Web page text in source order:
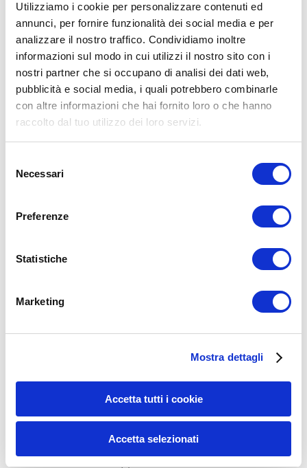
Utilizziamo i cookie per personalizzare contenuti ed
annunci, per fornire funzionalità dei social media e per
analizzare il nostro traffico. Condividiamo inoltre
informazioni sul modo in cui utilizzi il nostro sito con i
nostri partner che si occupano di analisi dei dati web,
pubblicità e social media, i quali potrebbero combinarle
con altre informazioni che hai fornito loro o che hanno
raccolto dal tuo utilizzo dei loro servizi.
delNecessari
Preferenze
Statistiche
Marketing
Mostra dettagli
Accetta tutti i cookie
Accetta selezionati
ALLENATI CON ME!
15WORKOUT
Allenamento aerobico(16)
Allenamento Donne(75)